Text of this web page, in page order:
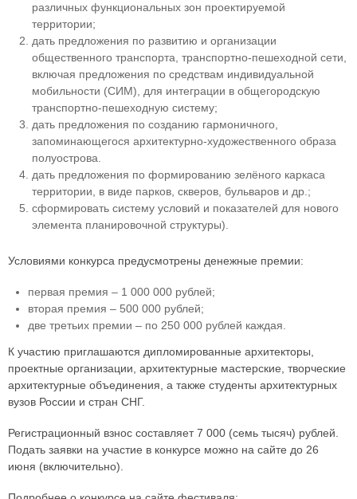
различных функциональных зон проектируемой
территории;
дать предложения по развитию и организации
общественного транспорта, транспортно-пешеходной сети,
включая предложения по средствам индивидуальной
мобильности (СИМ), для интеграции в общегородскую
транспортно-пешеходную систему;
дать предложения по созданию гармоничного,
запоминающегося архитектурно-художественного образа
полуострова.
дать предложения по формированию зелёного каркаса
территории, в виде парков, скверов, бульваров и др.;
сформировать систему условий и показателей для нового
элемента планировочной структуры).
Условиями конкурса предусмотрены денежные премии:
первая премия – 1 000 000 рублей;
вторая премия – 500 000 рублей;
две третьих премии – по 250 000 рублей каждая.
К участию приглашаются дипломированные архитекторы,
проектные организации, архитектурные мастерские, творческие
архитектурные объединения, а также студенты архитектурных
вузов России и стран СНГ.
Регистрационный взнос составляет 7 000 (семь тысяч) рублей.
Подать заявки на участие в конкурсе можно на сайте до 26
июня (включительно).